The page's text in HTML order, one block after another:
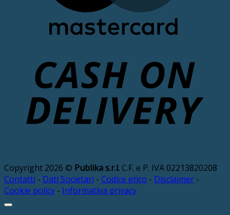
Copyright 2026 © Publika s.r.l. C.F. e P. IVA 02213820208
Contatti - Dati Societari - Codice etico - Disclaimer -
Cookie policy - Informativa privacy